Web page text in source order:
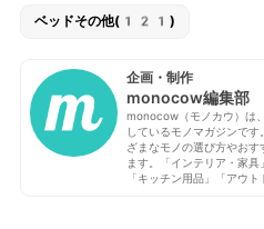
ベッドその他(121)
企画・制作
monocow編集部
monocow（モノカウ）は
しているモノマガジンで
ざまなモノの選び方やお
ます。「インテリア・家具
「キッチン用品」「アウ